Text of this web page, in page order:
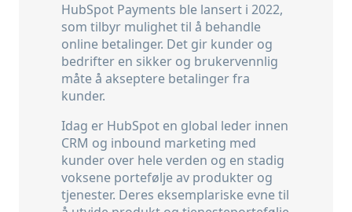
HubSpot Payments ble lansert i 2022,
som tilbyr mulighet til å behandle
online betalinger. Det gir kunder og
bedrifter en sikker og brukervennlig
måte å akseptere betalinger fra
kunder.
Idag er HubSpot en global leder innen
CRM og inbound marketing med
kunder over hele verden og en stadig
voksene portefølje av produkter og
tjenester. Deres eksemplariske evne til